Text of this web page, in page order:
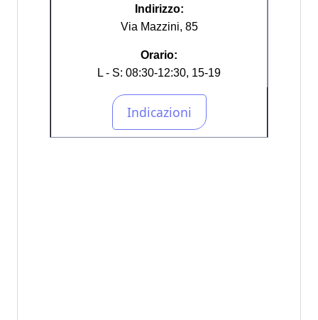
Indirizzo:
Via Mazzini, 85
Orario:
L - S: 08:30-12:30, 15-19